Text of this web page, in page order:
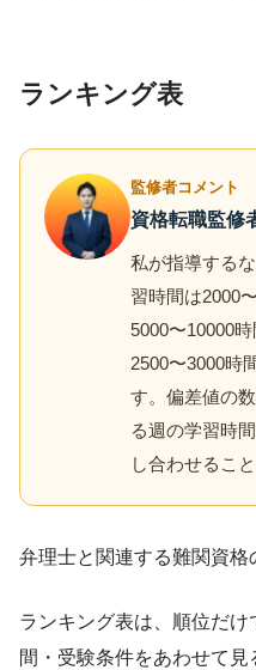
ランキング表
監修者コメント
資格転職監修
私が指導する
習時間は2000
5000〜10000
2500〜3000時
す。偏差値の
る週の学習時
し合わせるこ
弁理士と関連する難関資格
ランキング表は、順位だ
間・受験条件をあわせて